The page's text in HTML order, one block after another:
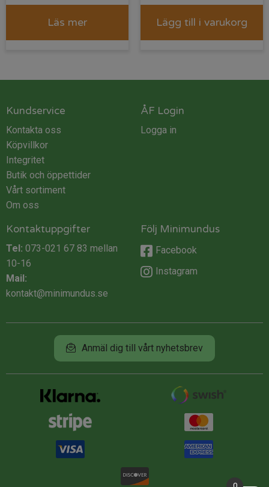
Läs mer Lägg till i varukorg
Kundservice
Kontakta oss
Köpvillkor
Integritet
Butik och öppettider
Vårt sortiment
Om oss
ÅF Login
Logga in
Kontaktuppgifter
Tel: 073-021 67 83 mellan
10-16
Mail:
kontakt@minimundus.se
Följ Minimundus
Facebook
Instagram
Anmäl dig till vårt nyhetsbrev